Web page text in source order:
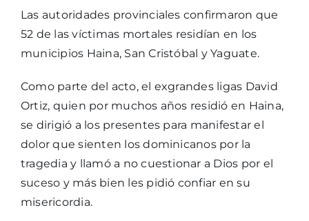
Las autoridades provinciales confirmaron que
52 de las víctimas mortales residían en los
municipios Haina, San Cristóbal y Yaguate.
Como parte del acto, el exgrandes ligas David
Ortiz, quien por muchos años residió en Haina,
se dirigió a los presentes para manifestar el
dolor que sienten los dominicanos por la
tragedia y llamó a no cuestionar a Dios por el
suceso y más bien les pidió confiar en su
misericordia.